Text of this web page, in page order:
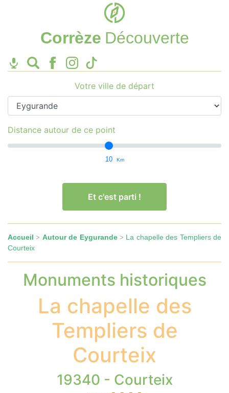
Corrèze Découverte
Votre ville de départ
Distance autour de ce point
10 Km
Et c'est parti !
Accueil > Autour de Eygurande> La chapelle des Templiers de
Courteix
Monuments historiques
La chapelle des
Templiers de
Courteix
19340 - Courteix